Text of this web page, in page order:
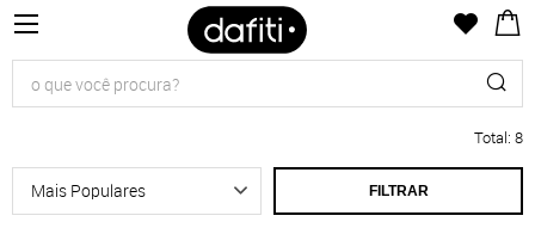
Total: 8
FILTRAR